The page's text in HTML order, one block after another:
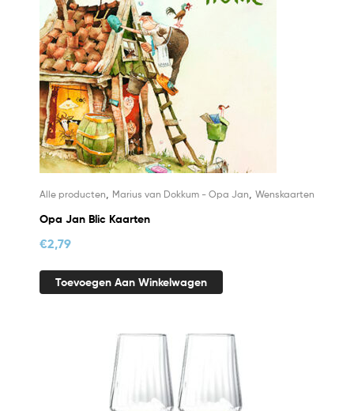
Alle producten, Marius van Dokkum - Opa Jan, Wenskaarten
Opa Jan Blic Kaarten
€2,79
Toevoegen Aan Winkelwagen